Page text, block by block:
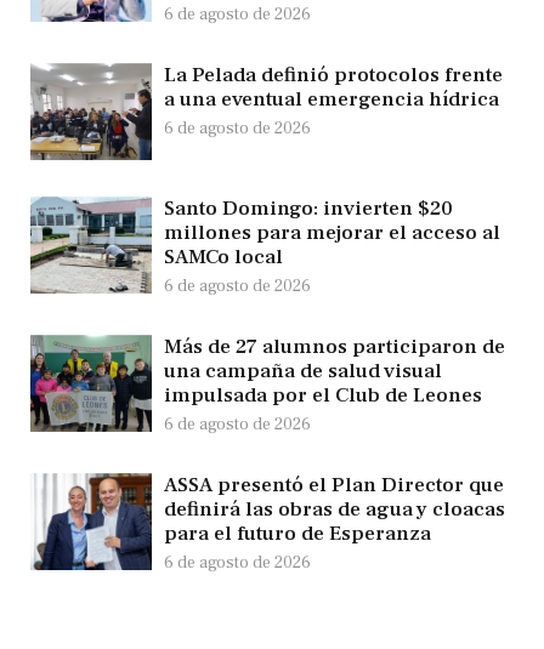
6 de agosto de 2026
La Pelada definió protocolos frente
a una eventual emergencia hídrica
6 de agosto de 2026
Santo Domingo: invierten $20
millones para mejorar el acceso al
SAMCo local
6 de agosto de 2026
Más de 27 alumnos participaron de
una campaña de salud visual
impulsada por el Club de Leones
6 de agosto de 2026
ASSA presentó el Plan Director que
definirá las obras de agua y cloacas
para el futuro de Esperanza
6 de agosto de 2026